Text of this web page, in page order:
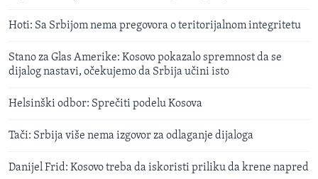
Hoti: Sa Srbijom nema pregovora o teritorijalnom integritetu
Stano za Glas Amerike: Kosovo pokazalo spremnost da se
dijalog nastavi, očekujemo da Srbija učini isto
Helsinški odbor: Sprečiti podelu Kosova
Tači: Srbija više nema izgovor za odlaganje dijaloga
Danijel Frid: Kosovo treba da iskoristi priliku da krene napred